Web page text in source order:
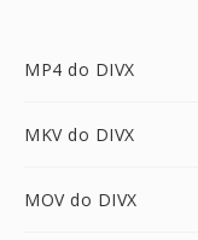
MP4 do DIVX
MKV do DIVX
MOV do DIVX